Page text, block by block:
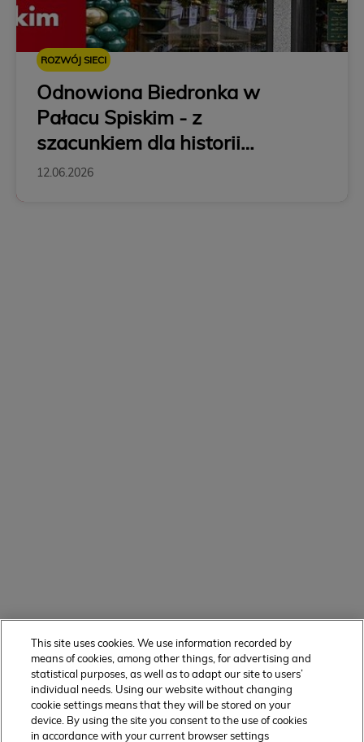
ROZWÓJ SIECI
Odnowiona Biedronka w
Pałacu Spiskim - z
szacunkiem dla historii
Krakowa
12.06.2026
This site uses cookies. We use information recorded by
means of cookies, among other things, for advertising and
statistical purposes, as well as to adapt our site to users’
individual needs. Using our website without changing
cookie settings means that they will be stored on your
device. By using the site you consent to the use of cookies
in accordance with your current browser settings